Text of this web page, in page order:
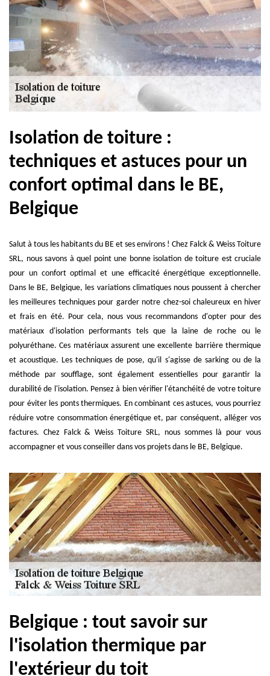
Isolation de toiture :
techniques et astuces pour un
confort optimal dans le BE,
Belgique
Salut à tous les habitants du BE et ses environs ! Chez Falck & Weiss Toiture
SRL, nous savons à quel point une bonne isolation de toiture est cruciale
pour un confort optimal et une efficacité énergétique exceptionnelle.
Dans le BE, Belgique, les variations climatiques nous poussent à chercher
les meilleures techniques pour garder notre chez-soi chaleureux en hiver
et frais en été. Pour cela, nous vous recommandons d'opter pour des
matériaux d'isolation performants tels que la laine de roche ou le
polyuréthane. Ces matériaux assurent une excellente barrière thermique
et acoustique. Les techniques de pose, qu'il s'agisse de sarking ou de la
méthode par soufflage, sont également essentielles pour garantir la
durabilité de l'isolation. Pensez à bien vérifier l'étanchéité de votre toiture
pour éviter les ponts thermiques. En combinant ces astuces, vous pourriez
réduire votre consommation énergétique et, par conséquent, alléger vos
factures. Chez Falck & Weiss Toiture SRL, nous sommes là pour vous
accompagner et vous conseiller dans vos projets dans le BE, Belgique.
Belgique : tout savoir sur
l'isolation thermique par
l'extérieur du toit